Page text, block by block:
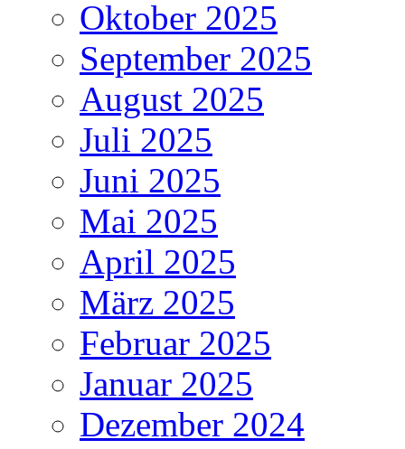
Oktober 2025
September 2025
August 2025
Juli 2025
Juni 2025
Mai 2025
April 2025
März 2025
Februar 2025
Januar 2025
Dezember 2024